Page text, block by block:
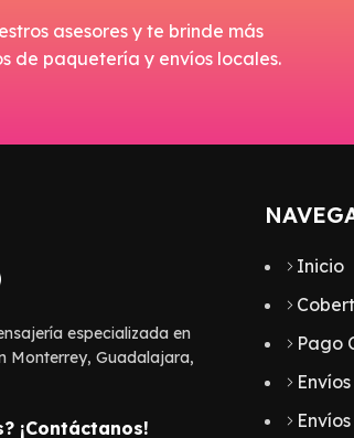
asesores y te brinde más
de paquetería y envíos locales.
especializada en
Monterrey, Guadalajara,
¡Contáctanos!
Inicio
Pago